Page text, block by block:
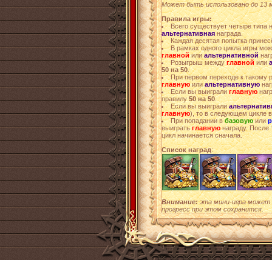
Может быть использовано до 13
Правила игры:
Всего существует четыре типа
альтернативнаянаграда.
Каждая десятая попытка
В рамках одного цикла игры
главнойилиальтернативной
Розыгрыш междуглавнойили
50 на 50.
При первом переходе к такому
главнуюилиальтернативную
Если вы выигралиглавную
правилу50 на 50.
Если вы выиграли
главную), то в следующем цикле
При попадании вбазовуюили
выигратьглавнуюнаграду. После
цикл начинается сначала.
Список наград:
Внимание:эта мини-игра может
прогресс при этом сохранится.